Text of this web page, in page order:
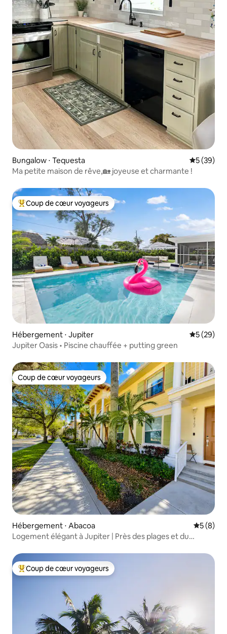
Bungalow ⋅ Tequesta
5 (39)
Ma petite maison de rêve,🏡 joyeuse et charmante !
Coups de cœur voyageurs les plus appréciés
Coup de cœur voyageurs
Hébergement ⋅ Jupiter
5 (29)
Jupiter Oasis • Piscine chauffée + putting green
Coup de cœur voyageurs
Coup de cœur voyageurs
Hébergement ⋅ Abacoa
5 (8)
Logement élégant à Jupiter | Près des plages et du
Coups de cœur voyageurs les plus appréciés
Coup de cœur voyageurs